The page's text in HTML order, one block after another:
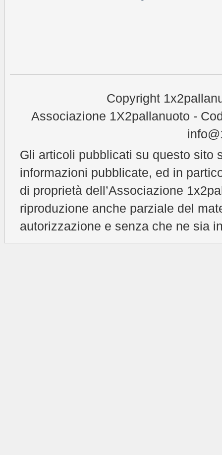
Copyright
Associazione 1X2pallanuoto -
Gli articoli pubblicati su questo sito
informazioni pubblicate, ed in
di proprietà dell’Associazione
riproduzione anche parziale del
autorizzazione e senza che ne sia